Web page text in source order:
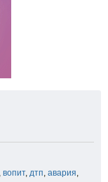
вопит, дтп авария